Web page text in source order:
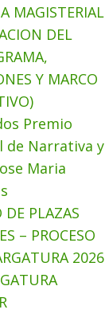
MAGISTERIAL
DEL
Y MARCO
Premio
de Narrativa y
Maria
DE PLAZAS
– PROCESO
2026